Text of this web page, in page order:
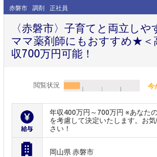
赤磐市 調剤 正社員
〈赤磐市〉子育てと両立しや
ママ薬剤師にもおすすめ★＜
収700万円可能！
閲覧状況 今
年収400万円～700万円 ※あなた
を考慮して決定いたします。お
さい！
岡山県 赤磐市